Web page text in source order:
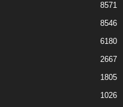
8571
8546
6180
2667
1805
1026